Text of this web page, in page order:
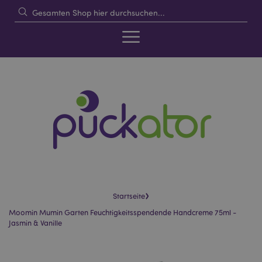
Startseite›
Moomin Mumin Garten Feuchtigkeitsspendende Handcreme 75ml -
Jasmin & Vanille